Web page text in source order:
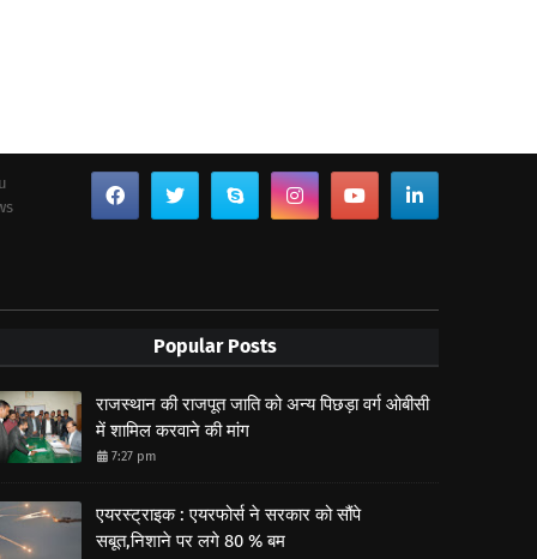
Popular Posts
राजस्थान की राजपूत जाति को अन्य पिछड़ा वर्ग ओबीसी
में शामिल करवाने की मांग
7:27 pm
एयरस्ट्राइक : एयरफोर्स ने सरकार को सौंपे
सबूत,निशाने पर लगे 80 % बम